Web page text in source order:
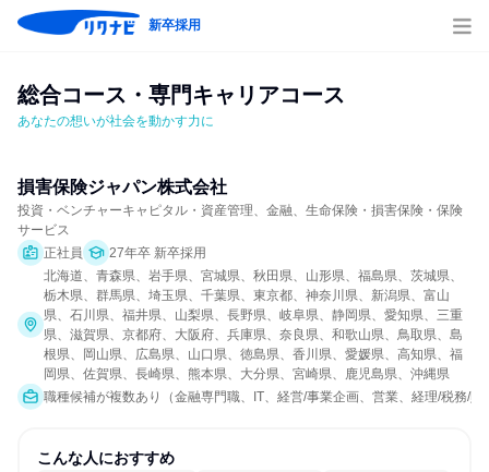
新卒採用
総合コース・専門キャリアコース
あなたの想いが社会を動かす力に
損害保険ジャパン株式会社
投資・ベンチャーキャピタル・資産管理、金融、生命保険・損害保険・保険
サービス
正社員
27年卒 新卒採用
北海道、青森県、岩手県、宮城県、秋田県、山形県、福島県、茨城県、
栃木県、群馬県、埼玉県、千葉県、東京都、神奈川県、新潟県、富山
県、石川県、福井県、山梨県、長野県、岐阜県、静岡県、愛知県、三重
県、滋賀県、京都府、大阪府、兵庫県、奈良県、和歌山県、鳥取県、島
根県、岡山県、広島県、山口県、徳島県、香川県、愛媛県、高知県、福
岡県、佐賀県、長崎県、熊本県、大分県、宮崎県、鹿児島県、沖縄県
職種候補が複数あり（金融専門職、IT、経営/事業企画、営業、経理/税務/
こんな人におすすめ